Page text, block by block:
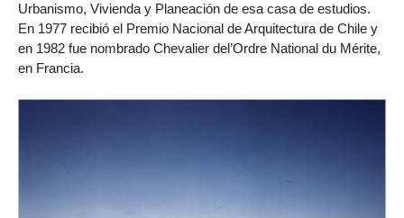
Urbanismo, Vivienda y Planeación de esa casa de estudios.
En 1977 recibió el Premio Nacional de Arquitectura de Chile y
en 1982 fue nombrado Chevalier del’Ordre National du Mérite,
en Francia.